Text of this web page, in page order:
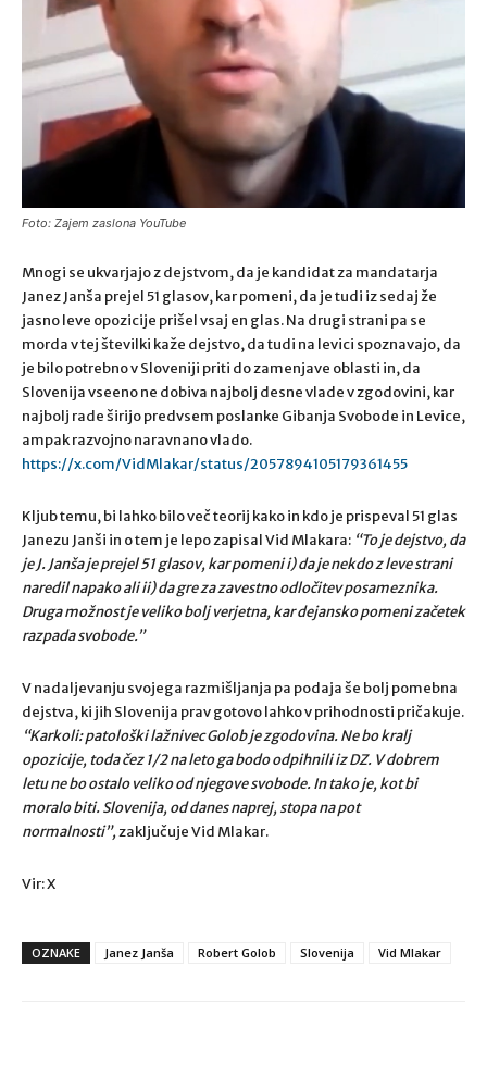
Foto: Zajem zaslona YouTube
Mnogi se ukvarjajo z dejstvom, da je kandidat za mandatarja
Janez Janša prejel 51 glasov, kar pomeni, da je tudi iz sedaj že
jasno leve opozicije prišel vsaj en glas. Na drugi strani pa se
morda v tej številki kaže dejstvo, da tudi na levici spoznavajo, da
je bilo potrebno v Sloveniji priti do zamenjave oblasti in, da
Slovenija vseeno ne dobiva najbolj desne vlade v zgodovini, kar
najbolj rade širijo predvsem poslanke Gibanja Svobode in Levice,
ampak razvojno naravnano vlado.
https://x.com/VidMlakar/status/2057894105179361455
Kljub temu, bi lahko bilo več teorij kako in kdo je prispeval 51 glas
Janezu Janši in o tem je lepo zapisal Vid Mlakara: “To je dejstvo, da
je J. Janša je prejel 51 glasov, kar pomeni i) da je nekdo z leve strani
naredil napako ali ii) da gre za zavestno odločitev posameznika.
Druga možnost je veliko bolj verjetna, kar dejansko pomeni začetek
razpada svobode.”
V nadaljevanju svojega razmišljanja pa podaja še bolj pomebna
dejstva, ki jih Slovenija prav gotovo lahko v prihodnosti pričakuje.
“Karkoli: patološki lažnivec Golob je zgodovina. Ne bo kralj
opozicije, toda čez 1/2 na leto ga bodo odpihnili iz DZ. V dobrem
letu ne bo ostalo veliko od njegove svobode. In tako je, kot bi
moralo biti. Slovenija, od danes naprej, stopa na pot
normalnosti”,zaključuje Vid Mlakar.
Vir: X
OZNAKE Janez Janša Robert Golob Slovenija Vid Mlakar